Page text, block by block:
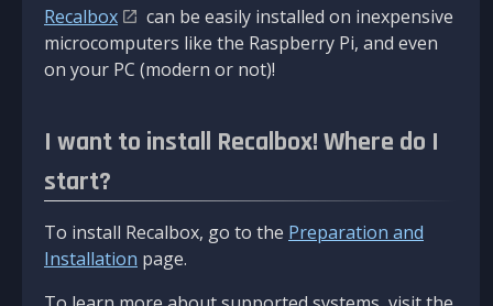
Recalbox
can be easily installed on inexpensive
microcomputers like the Raspberry Pi, and even
on your PC (modern or not)!
I want to install Recalbox! Where do I
start?
To install Recalbox, go to the Preparation and
Installation page.